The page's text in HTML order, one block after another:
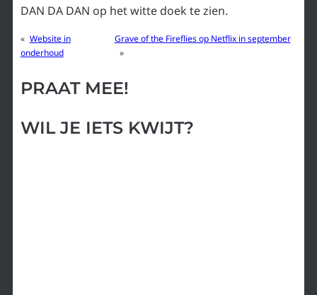
DAN DA DAN op het witte doek te zien.
« Website in
onderhoud
Grave of the Fireflies op Netflix in september
»
PRAAT MEE!
WIL JE IETS KWIJT?